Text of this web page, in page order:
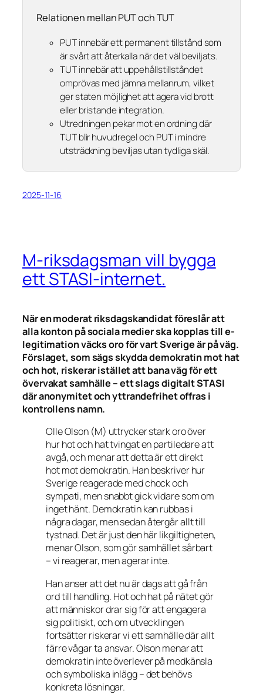
Relationen mellan PUT och TUT
PUT innebär ett permanent tillstånd som
är svårt att återkalla när det väl beviljats.
TUT innebär att uppehållstillståndet
omprövas med jämna mellanrum, vilket
ger staten möjlighet att agera vid brott
eller bristande integration.
Utredningen pekar mot en ordning där
TUT blir huvudregel och PUT i mindre
utsträckning beviljas utan tydliga skäl.
2025-11-16
M-riksdagsman vill bygga
ett STASI-internet.
När en moderat riksdagskandidat föreslår att
alla konton på sociala medier ska kopplas till e-
legitimation väcks oro för vart Sverige är på väg.
Förslaget, som sägs skydda demokratin mot hat
och hot, riskerar istället att bana väg för ett
övervakat samhälle – ett slags digitalt STASI
där anonymitet och yttrandefrihet offras i
kontrollens namn.
Olle Olson (M) uttrycker stark oro över
hur hot och hat tvingat en partiledare att
avgå, och menar att detta är ett direkt
hot mot demokratin. Han beskriver hur
Sverige reagerade med chock och
sympati, men snabbt gick vidare som om
inget hänt. Demokratin kan rubbas i
några dagar, men sedan återgår allt till
tystnad. Det är just den här likgiltigheten,
menar Olson, som gör samhället sårbart
– vi reagerar, men agerar inte.
Han anser att det nu är dags att gå från
ord till handling. Hot och hat på nätet gör
att människor drar sig för att engagera
sig politiskt, och om utvecklingen
fortsätter riskerar vi ett samhälle där allt
färre vågar ta ansvar. Olson menar att
demokratin inte överlever på medkänsla
och symboliska inlägg – det behövs
konkreta lösningar.